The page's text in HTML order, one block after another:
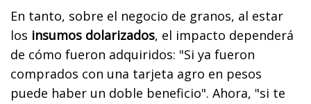
En tanto, sobre el negocio de granos, al estar
los insumos dolarizados, el impacto dependerá
de cómo fueron adquiridos: "Si ya fueron
comprados con una tarjeta agro en pesos
puede haber un doble beneficio". Ahora, "si te